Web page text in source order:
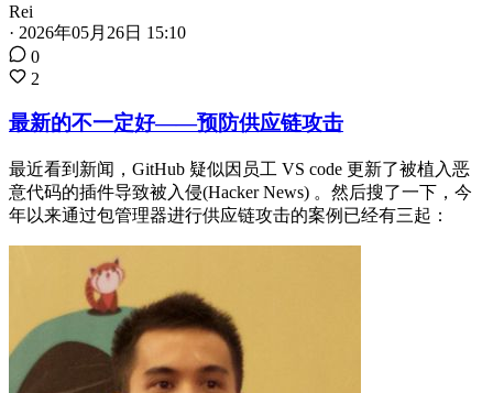
Rei
· 2026年05月26日 15:10
0
2
最新的不一定好——预防供应链攻击
最近看到新闻，GitHub 疑似因员工 VS code 更新了被植入恶
意代码的插件导致被入侵(Hacker News) 。然后搜了一下，今
年以来通过包管理器进行供应链攻击的案例已经有三起：